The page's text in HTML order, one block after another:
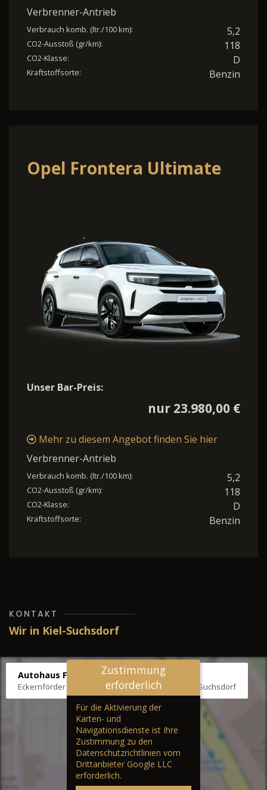
Verbrenner-Antrieb
Verbrauch komb. (ltr./100 km): 5,2
CO2-Ausstoß (gr/km): 118
CO2-Klasse: D
Kraftstoffsorte: Benzin
Opel Frontera Ultimate
Unser Bar-Preis:
nur 23.980,00 €
Mehr zu diesem Angebot finden Sie hier
Verbrenner-Antrieb
Verbrauch komb. (ltr./100 km): 5,2
CO2-Ausstoß (gr/km): 118
CO2-Klasse: D
Kraftstoffsorte: Benzin
KONTAKT
Wir in Kiel-Suchsdorf
Autohaus Fräter
Eckernförder Str. /Klausbrooker Weg 1, 24107 Kiel-Suchsdorf
Zustimmung
erforderlich
Für die Aktivierung der
Karten- und
Navigationsdienste ist Ihre
Zustimmung zu den
Datenschutzrichtlinien vom
Drittanbieter Google LLC
erforderlich.